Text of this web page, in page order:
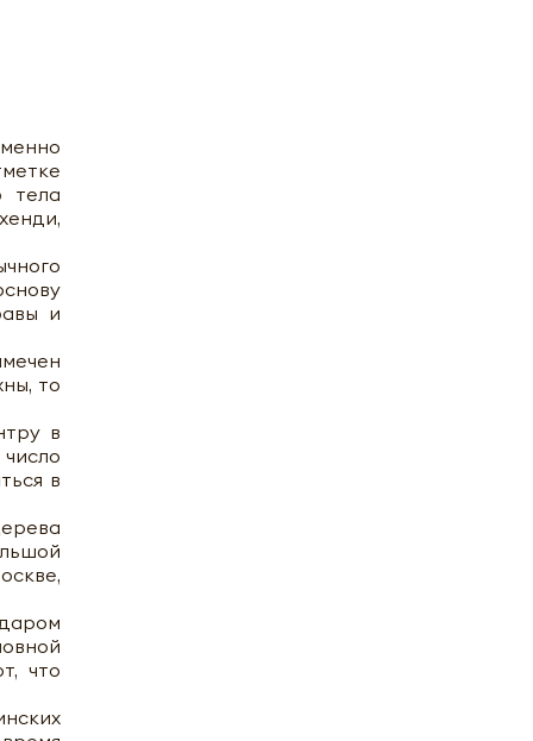
тела
и
то
в
в
что